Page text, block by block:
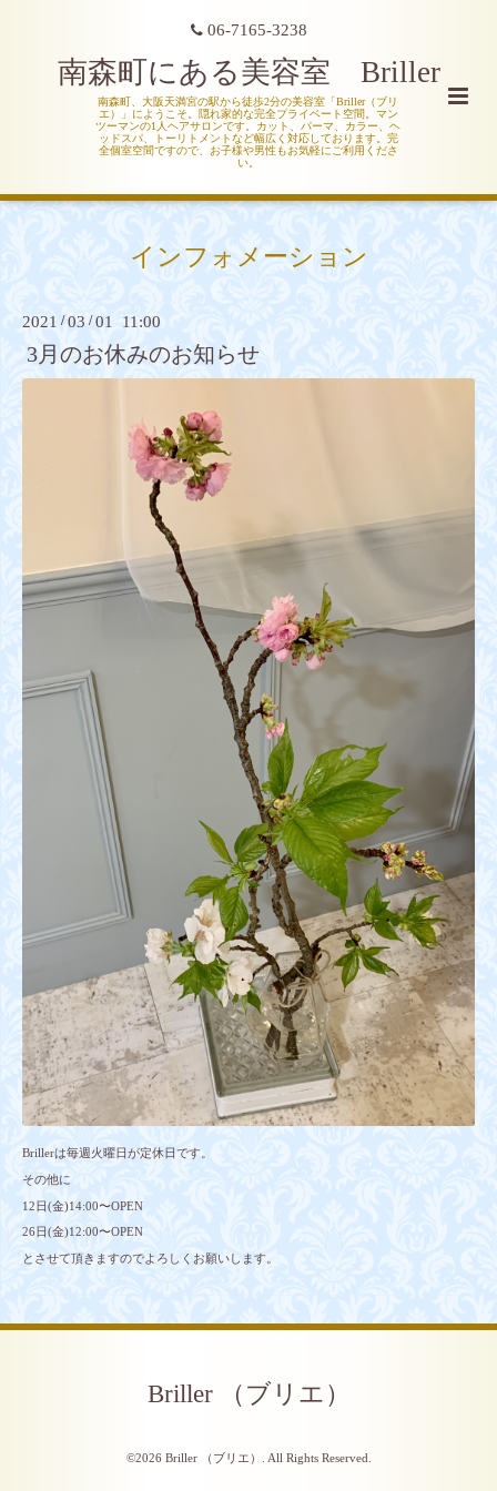
06-7165-3238
南森町にある美容室 Briller
南森町、大阪天満宮の駅から徒歩2分の美容室「Briller（ブリ
エ）」にようこそ。隠れ家的な完全プライベート空間。マン
ツーマンの1人ヘアサロンです。カット、パーマ、カラー、ヘ
ッドスパ、トーリトメントなど幅広く対応しております。完
全個室空間ですので、お子様や男性もお気軽にご利用くださ
い。
インフォメーション
2021 /03 /01 11:00
3月のお休みのお知らせ
Brillerは毎週火曜日が定休日です。
その他に
12日(金)14:00〜OPEN
26日(金)12:00〜OPEN
とさせて頂きますのでよろしくお願いします。
Briller （ブリエ）
©2026 Briller （ブリエ） . All Rights Reserved.